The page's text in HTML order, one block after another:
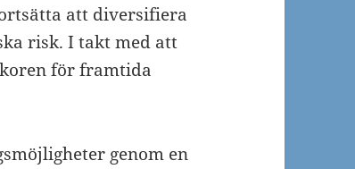
att diversifiera
risk. I takt med att
för framtida
genom en